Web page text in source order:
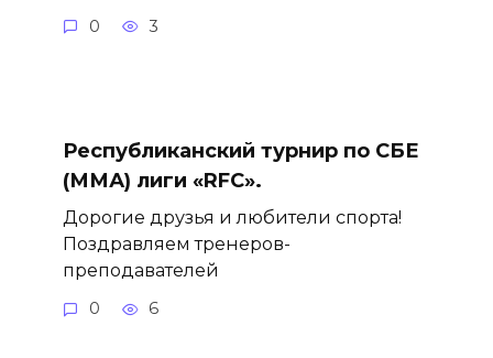
0 3
Республиканский турнир по СБЕ
(ММА) лиги «RFC».
Дорогие друзья и любители спорта!
Поздравляем тренеров-
преподавателей
0 6